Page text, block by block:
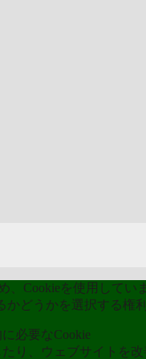
Cookieを使用して
どうかを選択する権
必要なCookie
り、ウェブサイトを